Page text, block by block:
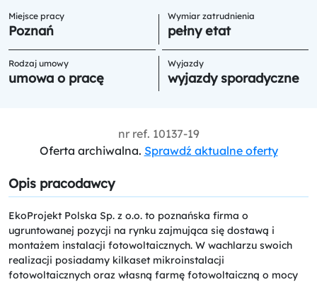
Miejsce pracy
Poznań
Wymiar zatrudnienia
pełny etat
Rodzaj umowy
umowa o pracę
Wyjazdy
wyjazdy sporadyczne
nr ref. 10137-19
Oferta archiwalna. Sprawdź aktualne oferty
Opis pracodawcy
EkoProjekt Polska Sp. z o.o. to poznańska firma o
ugruntowanej pozycji na rynku zajmująca się dostawą i
montażem instalacji fotowoltaicznych. W wachlarzu swoich
realizacji posiadamy kilkaset mikroinstalacji
fotowoltaicznych oraz własną farmę fotowoltaiczną o mocy